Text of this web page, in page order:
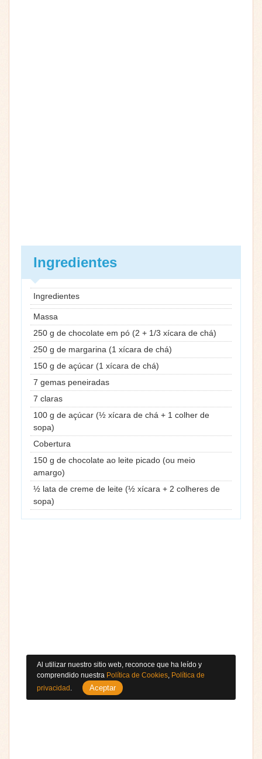
Ingredientes
Ingredientes
Massa
250 g de chocolate em pó (2 + 1/3 xícara de chá)
250 g de margarina (1 xícara de chá)
150 g de açúcar (1 xícara de chá)
7 gemas peneiradas
7 claras
100 g de açúcar (½ xícara de chá + 1 colher de
sopa)
Cobertura
150 g de chocolate ao leite picado (ou meio
amargo)
½ lata de creme de leite (½ xícara + 2 colheres de
sopa)
Al utilizar nuestro sitio web, reconoce que ha leído y
comprendido nuestra Política de Cookies, Política de
privacidad . Aceptar